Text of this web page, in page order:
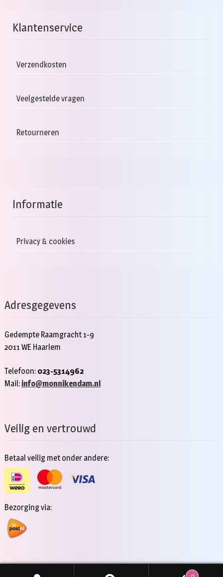
Klantenservice
Verzendkosten
Veelgestelde vragen
Retourneren
Informatie
Privacy & cookies
Adresgegevens
Gedempte Raamgracht 1-9
2011 WE Haarlem
Telefoon: 023-5314962
Mail: info@monnikendam.nl
Veilig en vertrouwd
Betaal veilig met onder andere:
Bezorging via: